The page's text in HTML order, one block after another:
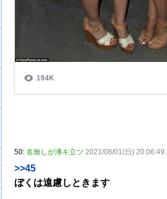
50:名無しが沸キ立ツ 2021/08/01(日)
>>45
ぼくは遠慮しときます